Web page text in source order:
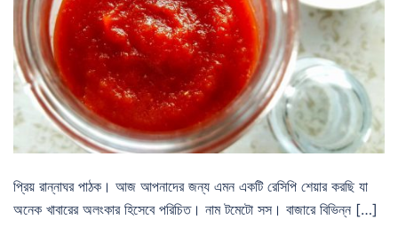
প্রিয় রান্নাঘর পাঠক। আজ আপনাদের জন্য এমন একটি রেসিপি শেয়ার করছি যা
অনেক খাবারের অলংকার হিসেবে পরিচিত। নাম টমেটো সস। বাজারে বিভিন্ন […]